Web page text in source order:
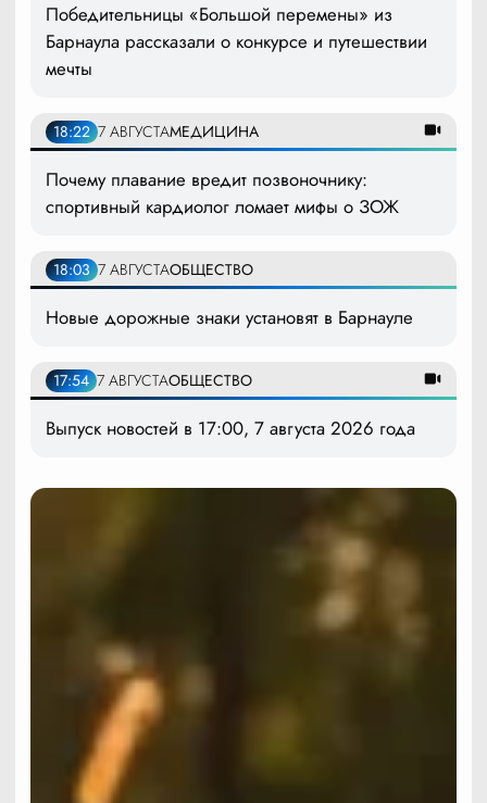
Победительницы «Большой перемены» из
Барнаула рассказали о конкурсе и путешествии
мечты
18:22 7 АВГУСТАМЕДИЦИНА
Почему плавание вредит позвоночнику:
спортивный кардиолог ломает мифы о ЗОЖ
18:03 7 АВГУСТАОБЩЕСТВО
Новые дорожные знаки установят в Барнауле
17:54 7 АВГУСТАОБЩЕСТВО
Выпуск новостей в 17:00, 7 августа 2026 года